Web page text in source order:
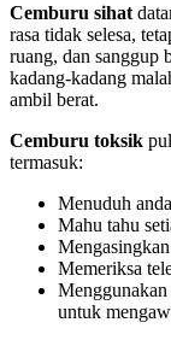
Cemburu sihat
rasa tidak selesa,
ruang, dan sanggup
kadang-kadang
ambil berat.
Cemburu toksik
termasuk:
Menuduh
Mahu tahu
Memeriksa
Menggunakan
untuk